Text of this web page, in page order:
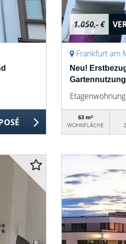
1.050,- €
Frankfurt am
Neu!
Gartennutzung
Etagenwohnung
63 m²
WOHNFLÄCHE